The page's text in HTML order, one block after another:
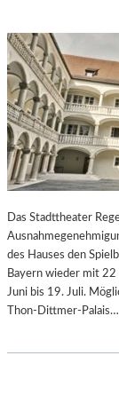
Das Stadttheater
des Hauses den
Bayern wieder mit
Juni bis 19. Juli.
Thon-Dittmer-Palais…